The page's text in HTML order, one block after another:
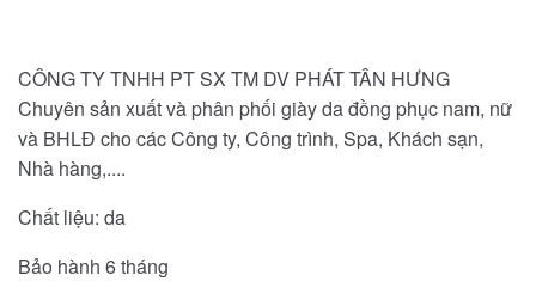
CÔNG TY TNHH PT SX TM DV PHÁT TÂN HƯNG
Chuyên sản xuất và phân phối giày da đồng phục nam, nữ
và BHLĐ cho các Công ty, Công trình, Spa, Khách sạn,
Nhà hàng,....
Chất liệu: da
Bảo hành 6 tháng